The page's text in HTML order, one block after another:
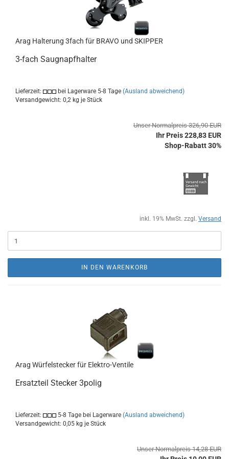
Arag Halterung 3fach für BRAVO und SKIPPER
3-fach Saugnapfhalter
Lieferzeit: bei Lagerware 5-8 Tage (Ausland abweichend)
Versandgewicht: 0,2 kg je Stück
Unser Normalpreis 326,90 EUR
Ihr Preis 228,83 EUR
Shop-Rabatt 30%
inkl. 19% MwSt. zzgl. Versand
IN DEN WARENKORB
Arag Würfelstecker für Elektro-Ventile
Ersatzteil Stecker 3polig
Lieferzeit: 5-8 Tage bei Lagerware (Ausland abweichend)
Versandgewicht: 0,05 kg je Stück
Unser Normalpreis 14,28 EUR